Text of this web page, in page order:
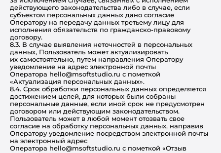
действующего законодательства либо в случае, если
субъектом персональных данных дано согласие
Оператору на передачу данных третьему лицу для
исполнения обязательств по гражданско-правовому
договору.
8.3. В случае выявления неточностей в персональных
данных, Пользователь может актуализировать
их самостоятельно, путем направления Оператору
уведомление на адрес электронной почты
Оператора hello@msoftstudio.ru с пометкой
«Актуализация персональных данных».
8.4. Срок обработки персональных данных определяется
достижением целей, для которых были собраны
персональные данные, если иной срок не предусмотрен
договором или действующим законодательством.
Пользователь может в любой момент отозвать свое
согласие на обработку персональных данных, направив
Оператору уведомление посредством электронной почты
на электронный адрес
Оператора hello@msoftstudio.ru с пометкой «Отзыв